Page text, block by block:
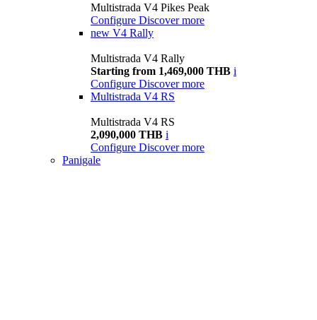
Multistrada V4 Pikes Peak
Configure Discover more
new V4 Rally
Multistrada V4 Rally
Starting from 1,469,000 THB i
Configure Discover more
Multistrada V4 RS
Multistrada V4 RS
2,090,000 THB i
Configure Discover more
Panigale